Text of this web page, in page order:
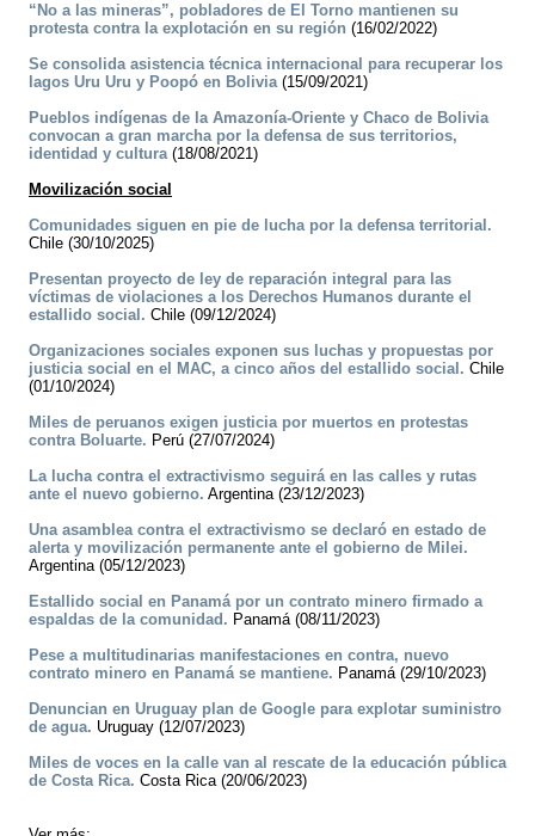
“No a las mineras”, pobladores de El Torno mantienen su
protesta contra la explotación en su región (16/02/2022)
Se consolida asistencia técnica internacional para recuperar los
lagos Uru Uru y Poopó en Bolivia(15/09/2021)
Pueblos indígenas de la Amazonía-Oriente y Chaco de Bolivia
convocan a gran marcha por la defensa de sus territorios,
identidad y cultura(18/08/2021)
Movilización social
Comunidades siguen en pie de lucha por la defensa territorial.
Chile (30/10/2025)
Presentan proyecto de ley de reparación integral para las
víctimas de violaciones a los Derechos Humanos durante el
estallido social. Chile (09/12/2024)
Organizaciones sociales exponen sus luchas y propuestas por
justicia social en el MAC, a cinco años del estallido social. Chile
(01/10/2024)
Miles de peruanos exigen justicia por muertos en protestas
contra Boluarte. Perú (27/07/2024)
La lucha contra el extractivismo seguirá en las calles y rutas
ante el nuevo gobierno. Argentina (23/12/2023)
Una asamblea contra el extractivismo se declaró en estado de
alerta y movilización permanente ante el gobierno de Milei.
Argentina (05/12/2023)
Estallido social en Panamá por un contrato minero firmado a
espaldas de la comunidad. Panamá (08/11/2023)
Pese a multitudinarias manifestaciones en contra, nuevo
contrato minero en Panamá se mantiene. Panamá (29/10/2023)
Denuncian en Uruguay plan de Google para explotar suministro
de agua. Uruguay (12/07/2023)
Miles de voces en la calle van al rescate de la educación pública
de Costa Rica. Costa Rica (20/06/2023)